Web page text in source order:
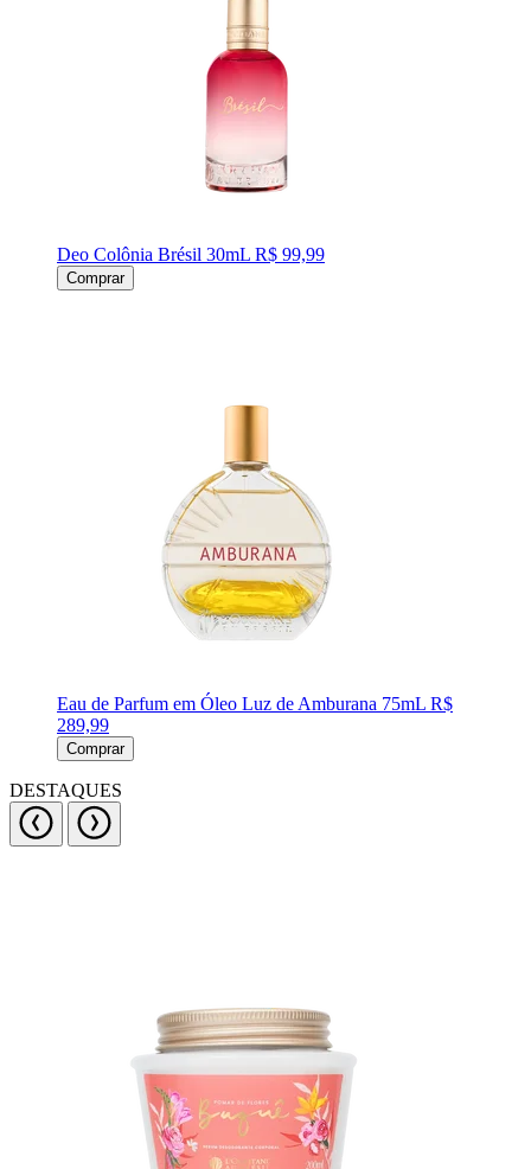
Deo Colônia Brésil 30mL R$ 99,99
Comprar
Eau de Parfum em Óleo Luz de Amburana 75mL R$
289,99
Comprar
DESTAQUES